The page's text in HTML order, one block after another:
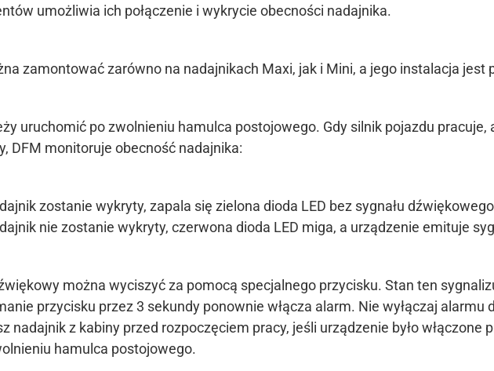
umożliwia ich połączenie i wykrycie obecności nadajnika.
zamontować zarówno na nadajnikach Maxi, jak i Mini, a jego instalacja jest
uruchomić po zwolnieniu hamulca postojowego. Gdy silnik pojazdu
DFM monitoruje obecność nadajnika:
zostanie wykryty, zapala się zielona dioda LED bez sygnału
nie zostanie wykryty, czerwona dioda LED miga, a urządzenie emituje
można wyciszyć za pomocą specjalnego przycisku. Stan ten
przycisku przez 3 sekundy ponownie włącza alarm. Nie wyłączaj alarmu
nadajnik z kabiny przed rozpoczęciem pracy, jeśli urządzenie było włączone
hamulca postojowego.